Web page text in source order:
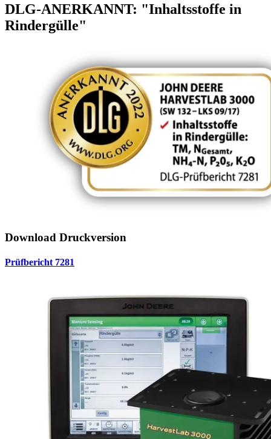
DLG-ANERKANNT: "Inhaltsstoffe in
Rindergülle"
Download Druckversion
Prüfbericht 7281